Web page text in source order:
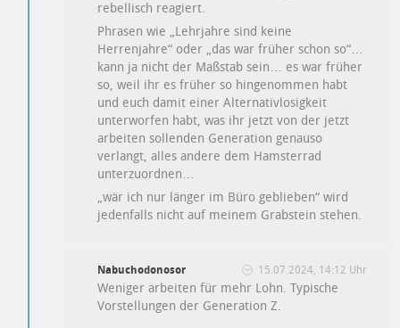
rebellisch reagiert.
Phrasen wie „Lehrjahre sind keine
Herrenjahre“ oder „das war früher schon so“…
kann ja nicht der Maßstab sein… es war früher
so, weil ihr es früher so hingenommen habt
und euch damit einer Alternativlosigkeit
unterworfen habt, was ihr jetzt von der jetzt
arbeiten sollenden Generation genauso
verlangt, alles andere dem Hamsterrad
unterzuordnen…
„wär ich nur länger im Büro geblieben“ wird
jedenfalls nicht auf meinem Grabstein stehen.
Nabuchodonosor 15.07.2024, 14:12 Uhr
Weniger arbeiten für mehr Lohn. Typische
Vorstellungen der Generation Z.